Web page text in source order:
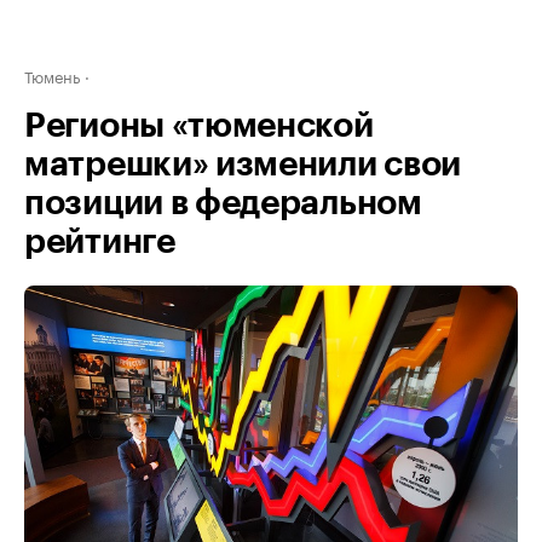
Тюмень
Регионы «тюменской
матрешки» изменили свои
позиции в федеральном
рейтинге